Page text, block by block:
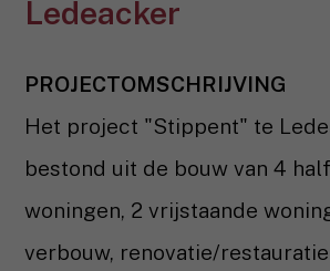
Ledeacker
PROJECTOMSCHRIJVING
Het project "Stippent" te
bestond uit de bouw van 4
woningen, 2 vrijstaande
verbouw, renovatie/